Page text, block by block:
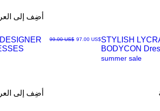
أضِف إلى
سعر عادي
‏99.00 US$ سعر البيع‏97.00 US$
أضِف إلى
العرض
STYLISH
BODYCON
summer sale